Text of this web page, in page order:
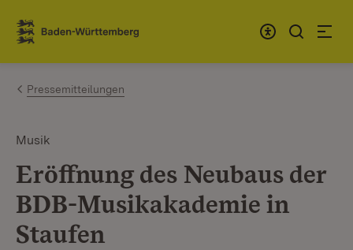
Zum Inhalt springen
Link zur Startseite
Pressemitteilungen
Musik
Eröffnung des Neubaus der
BDB-Musikakademie in
Staufen